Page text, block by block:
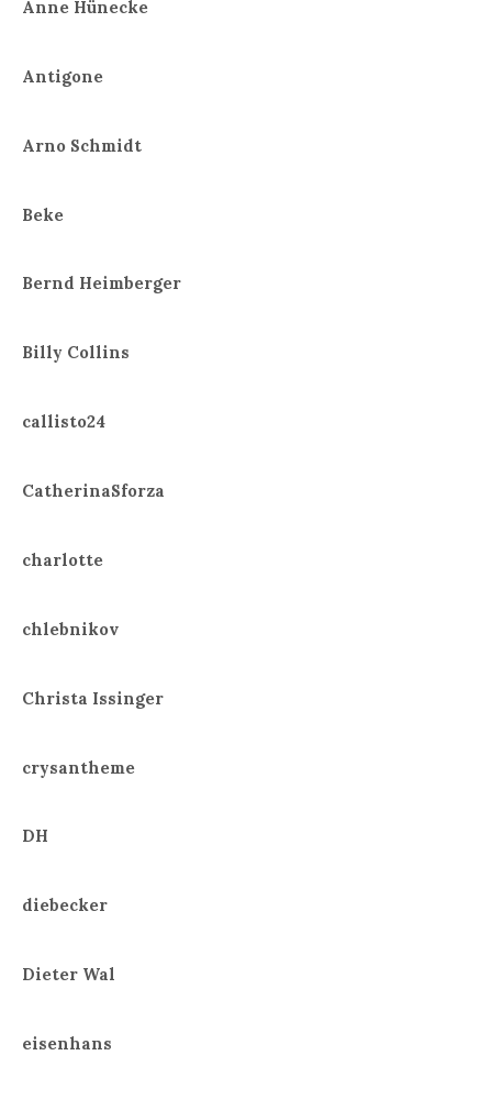
Anne Hünecke
Antigone
Arno Schmidt
Beke
Bernd Heimberger
Billy Collins
callisto24
CatherinaSforza
charlotte
chlebnikov
Christa Issinger
crysantheme
DH
diebecker
Dieter Wal
eisenhans